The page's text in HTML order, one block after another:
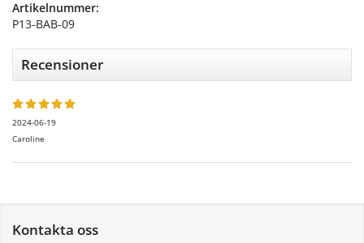
Artikelnummer:
P13-BAB-09
Recensioner
2024-06-19
Caroline
Kontakta oss